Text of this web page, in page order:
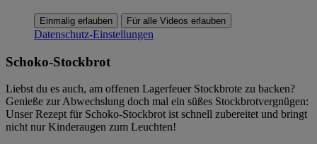
Einmalig erlauben Für alle Videos erlauben
Datenschutz-Einstellungen
Schoko-Stockbrot
Liebst du es auch, am offenen Lagerfeuer Stockbrote zu backen?
Genieße zur Abwechslung doch mal ein süßes Stockbrotvergnügen:
Unser Rezept für Schoko-Stockbrot ist schnell zubereitet und bringt
nicht nur Kinderaugen zum Leuchten!